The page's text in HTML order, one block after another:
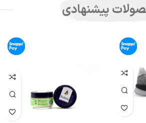
پیشنهادی